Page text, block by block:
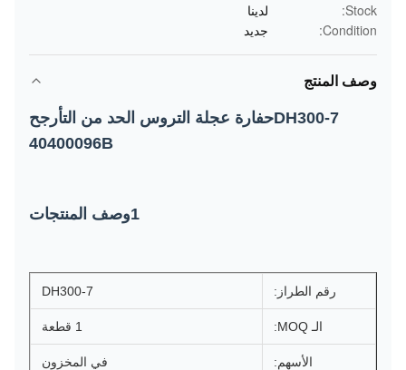
Stock:
لدينا
Condition:
جديد
وصف المنتج
DH300-7حفارة عجلة التروس الحد من التأرجح
40400096B
1وصف المنتجات
رقم الطراز: DH300-7
الـ MOQ: 1 قطعة
الأسهم: في المخزون